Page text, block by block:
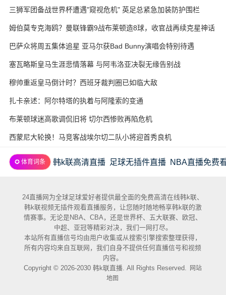
待加强
三狮军团备战世界杯遭遇"窥视危机" 英足总紧急加装防护围栏
姆伯莫专克海鸥？曼联锋霸9战布莱顿造8球，收官战再续克星神话
巴萨众将周五集体追星 亚马尔获Bad Bunny演唱会特别待遇
塞瓦略斯皇马生涯悲情落幕 与阿韦洛亚决裂无缘告别战
穆帅重返皇马倒计时？西班牙裁判圈已如临大敌
扎卡亲述：阿尔特塔的执着与阿隆索的变通
布莱顿球迷高歌调侃旧将 切尔西惨败再陷危机
西蒙尼大轮换！马竞客战埃尔切二队小将迎首秀良机
✪ 体育词条 韩k联高清直播 足球无插件直播 NBA直播免费
24直播网为全球足球爱好者提供最全面的免费高清在线韩k联、
韩k联视频无插件观看直播服务，让您随时随地畅享韩k联的激
情赛事。无论是NBA、CBA，还是世界杯、五大联赛、欧冠、
中超、亚冠等精彩对决，我们一网打尽。
本站所有直播信号均由用户收集或从搜索引擎搜索整理获得，
所有内容均来自互联网，我们自身不提供任何直播信号和视频
内容。
Copyright © 2026-2030 韩k联直播. All Rights Reserved.
网站
地图